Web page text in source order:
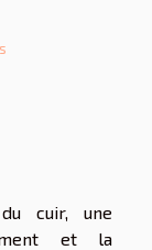
cuir, une
et la